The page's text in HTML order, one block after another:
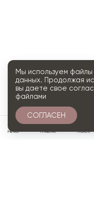
МЕНЮ ГЛАВНАЯ ПОИСК
Мы используем
данных. Продолжая
вы даете свое
файлами
СОГЛАСЕН